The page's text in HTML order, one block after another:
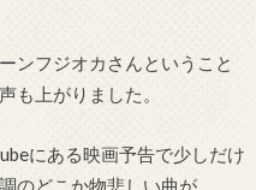
ンフジオカさんということ
も上がりました。
にある映画予告で少しだけ